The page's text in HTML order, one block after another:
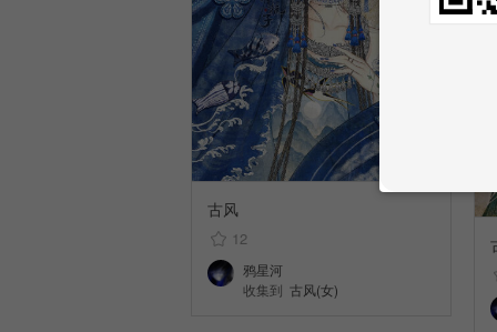
古风
12
鸦星河
收集到 古风(女)